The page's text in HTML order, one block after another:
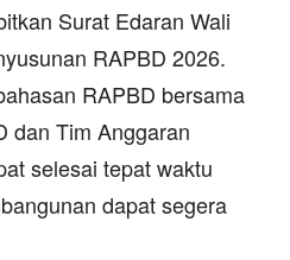
Surat Edaran Wali
RAPBD 2026.
RAPBD bersama
dan Tim Anggaran
selesai tepat waktu
dapat segera